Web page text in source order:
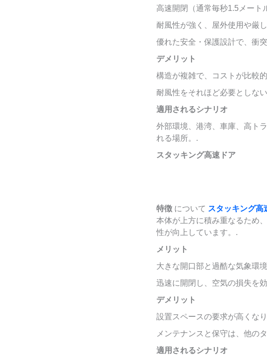
高速開閉（通常毎秒1.5メート
耐風性が強く、屋外使用や厳
優れた安全・保護設計で、衝
デメリット
構造が複雑で、コストが比較
耐風性をそれほど必要としな
適用されるシナリオ
外部環境、港湾、車庫、高ト
れる場所。.
スタッキング高速ドア
特徴 について スタッキング高
本体が上方に積み重なるため
性が向上しています。.
メリット
大きな開口部と過酷な気象環
迅速に開閉し、空気の損失を
デメリット
設置スペースの要求が高くな
メンテナンスと保守は、他の
適用されるシナリオ